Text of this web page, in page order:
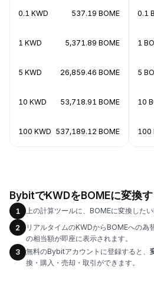
0.1 KWD 537.19 BOME
1 KWD 5,371.89 BOME
5 KWD 26,859.46 BOME
10 KWD 53,718.91 BOME
100 KWD 537,189.12 BOME
0.1
1
5
10
100
BybitでKWDをBOMEに変換
1
上の計算ツールに、BOMEに変換した
2
リアルタイムのKWDからBOMEへの為
の相当額が即座に表示されます。
3
無料のBybitアカウントに登録すると、
換・購入・売却・取引ができます。